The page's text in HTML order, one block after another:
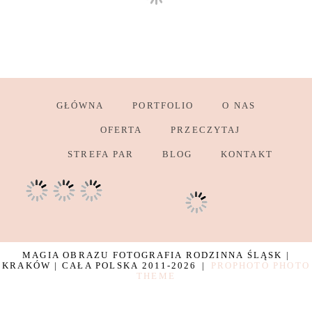
GŁÓWNA PORTFOLIO O NAS
OFERTA PRZECZYTAJ
STREFA PAR BLOG KONTAKT
MAGIA OBRAZU FOTOGRAFIA RODZINNA ŚLĄSK |
KRAKÓW | CAŁA POLSKA 2011-2026
|
PROPHOTO PHOTO
THEME